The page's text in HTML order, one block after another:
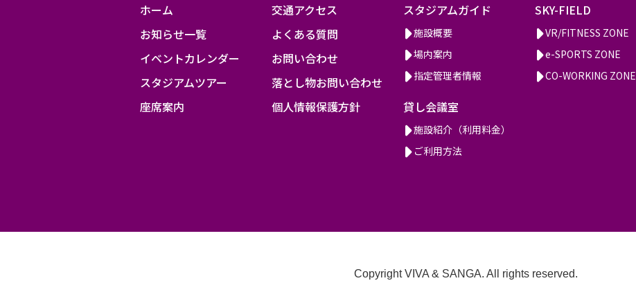
ホーム
お知らせ一覧
イベントカレンダー
スタジアムツアー
座席案内
交通アクセス
よくある質問
お問い合わせ
落とし物お問い合わせ
個人情報保護方針
スタジアムガイド
施設概要
場内案内
指定管理者情報
貸し会議室
施設紹介（利用料金）
ご利用方法
SKY-FIELD
VR/FITNESS ZONE
e-SPORTS ZONE
CO-WORKING ZONE
Copyright VIVA & SANGA. All rights reserved.